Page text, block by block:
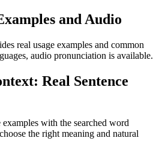
and Audio
real usage examples and common
audio pronunciation is available.
Real Sentence
with the searched word
the right meaning and natural